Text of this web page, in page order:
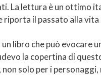
La lettura è un ottimo
il passato alla
un libro che può
la copertina di
solo per i